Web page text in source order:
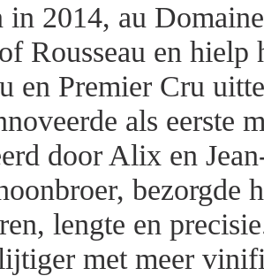
in 2014, au
Rousseau en hielp
en Premier Cru
als eerste
door Alix en
lengte en
met meer